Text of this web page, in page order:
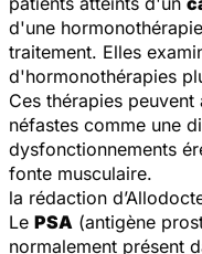
d'une
traitement. Elles
d'hormonothérapies
Ces thérapies
néfastes comme une
dysfonctionnements
fonte musculaire.
la rédaction
Le PSA (antigène
normalement présent